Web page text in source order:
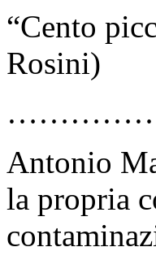
“Cento
Rosini)
Antonio
la propria